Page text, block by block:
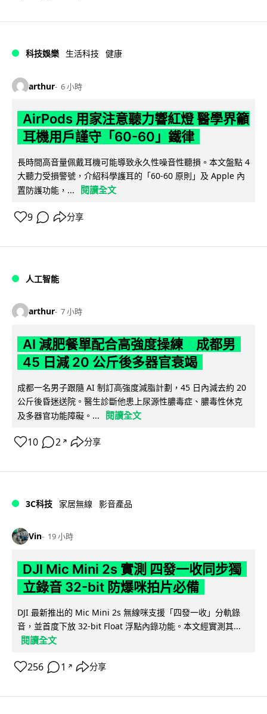
科技娛樂 生活科技 健康
arthur 6 小時
AirPods 用家注意聽力響紅燈 醫學界籲
耳機用戶謹守「60-60」鐵律
長時間高音量佩戴耳機可能導致永久性噪音性聽損。本文盤點 4
大聽力受損警號，介紹科學護耳的「60-60 原則」及 Apple 內
置防護功能，...
閱讀全文
9 分享
人工智能
arthur 7 小時
AI 減肥餐單配合高強度操練 成都男
45 日減 20 公斤後多器官衰竭
成都一名男子跟隨 AI 制訂高強度減脂計劃，45 日內減去約 20
公斤後昏迷送院。醫生診斷他患上尿源性膿毒症、膿毒性休克
及多器官功能障礙。...
閱讀全文
10 2 ↗ 分享
3C科技 家居無線 影音產品
Vin 19 小時
DJI Mic Mini 2s 實測 四發一收同步獨
立錄音 32-bit 防爆咪拍片必備
DJI 最新推出的 Mic Mini 2s 無線咪支援「四發一收」分軌錄
音，並首度下放 32-bit Float 浮點內錄功能。本文經實測其...
閱讀全文
256 1 ↗ 分享